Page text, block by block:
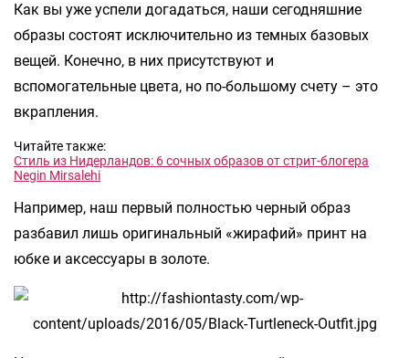
Как вы уже успели догадаться, наши сегодняшние
образы состоят исключительно из темных базовых
вещей. Конечно, в них присутствуют и
вспомогательные цвета, но по-большому счету – это
вкрапления.
Читайте также:
Стиль из Нидерландов: 6 сочных образов от стрит-блогера
Negin Mirsalehi
Например, наш первый полностью черный образ
разбавил лишь оригинальный «жирафий» принт на
юбке и аксессуары в золоте.